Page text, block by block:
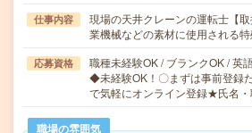
仕事内容
現場の天井クレーンの運転士【
業機械などの素材に使用される
応募資格
職種未経験OK / ブランクOK / 英
◆未経験OK！〇まずは事前登録
で気軽にオンライン登録★氏名
職場の雰囲気